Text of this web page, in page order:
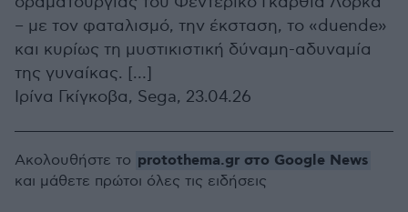
– με τον φαταλισμό, την έκσταση, το «duende»
και κυρίως τη μυστικιστική δύναμη-αδυναμία
της γυναίκας. […]
Ιρίνα Γκίγκοβα, Sega, 23.04.26
Ακολουθήστε το protothema.gr στο Google News
και μάθετε πρώτοι όλες τις ειδήσεις